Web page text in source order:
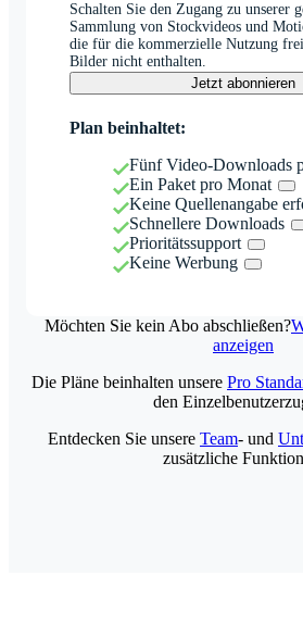
Schalten Sie den Zugang zu unserer
Sammlung von Stockvideos und
die für die kommerzielle Nutzung
Bilder nicht enthalten.
Jetzt abonnieren
Plan beinhaltet:
Fünf Video-Downloads
Ein Paket pro Monat
Keine Quellenangabe
Schnellere Downloads
Prioritätssupport
Keine Werbung
Möchten Sie kein Abo abschließen?
anzeigen
Die Pläne beinhalten unsere Pro
den
Entdecken Sie unsere Team- und
zusätzliche